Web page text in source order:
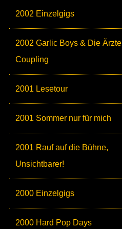
2002 Einzelgigs
2002 Garlic Boys & Die Ärzte
Coupling
2001 Lesetour
2001 Sommer nur für mich
2001 Rauf auf die Bühne,
Unsichtbarer!
2000 Einzelgigs
2000 Hard Pop Days